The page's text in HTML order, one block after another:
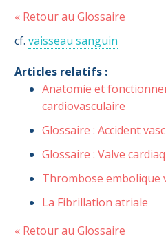
« Retour au Glossaire
cf. vaisseau sanguin
Articles relatifs :
Anatomie et
cardiovasculaire
Glossaire : Accident
Glossaire : Valve
Thrombose embolique
La Fibrillation atriale
« Retour au Glossaire